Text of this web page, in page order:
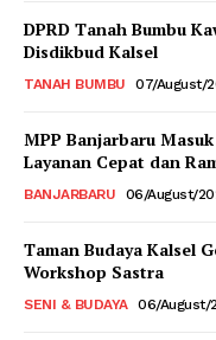
DPRD Tanah Bumbu
Disdikbud Kalsel
TANAH BUMBU 07/August/
MPP Banjarbaru
Layanan Cepat dan
BANJARBARU 06/August/
Taman Budaya Kalsel
Workshop Sastra
SENI & BUDAYA 06/August/